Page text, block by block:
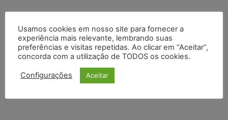
Usamos cookies em nosso site para fornecer a
experiência mais relevante, lembrando suas
preferências e visitas repetidas. Ao clicar em “Aceitar”,
concorda com a utilização de TODOS os cookies.
Configurações Aceitar